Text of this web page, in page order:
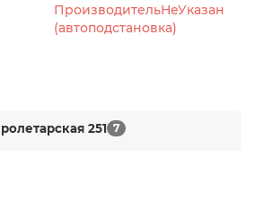
ПроизводительНеУказан
(автоподстановка)
251 7